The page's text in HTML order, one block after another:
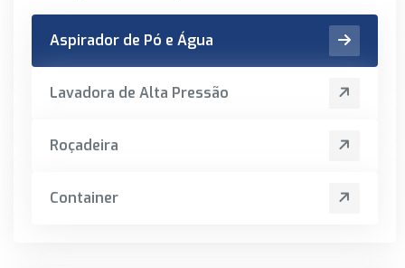
Aspirador de Pó e Água
Lavadora de Alta Pressão
Roçadeira
Container